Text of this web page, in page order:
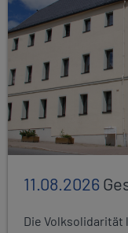
11.08.2026
Die Volksolidarität